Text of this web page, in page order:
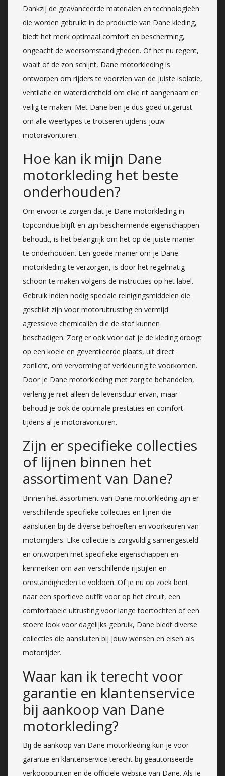
Dankzij de geavanceerde materialen en technologieën
die worden gebruikt in de productie van Dane kleding,
biedt het merk optimaal comfort en bescherming,
ongeacht de weersomstandigheden. Of het nu regent,
waait of de zon schijnt, Dane motorkleding is
ontworpen om rijders te voorzien van de juiste isolatie,
ventilatie en waterdichtheid om elke rit aangenaam en
veilig te maken. Met Dane ben je dus goed uitgerust
om alle weertypes te trotseren tijdens jouw
motoravonturen.
Hoe kan ik mijn Dane
motorkleding het beste
onderhouden?
Om ervoor te zorgen dat je Dane motorkleding in
topconditie blijft en zijn beschermende eigenschappen
behoudt, is het belangrijk om het op de juiste manier
te onderhouden. Een goede manier om je Dane
motorkleding te verzorgen, is door het regelmatig
schoon te maken volgens de instructies op het label.
Gebruik indien nodig speciale reinigingsmiddelen die
geschikt zijn voor motoruitrusting en vermijd
agressieve chemicaliën die de stof kunnen
beschadigen. Zorg er ook voor dat je de kleding droogt
op een koele en geventileerde plaats, uit direct
zonlicht, om vervorming of verkleuring te voorkomen.
Door je Dane motorkleding met zorg te behandelen,
verleng je niet alleen de levensduur ervan, maar
behoud je ook de optimale prestaties en comfort
tijdens al je motoravonturen.
Zijn er specifieke collecties
of lijnen binnen het
assortiment van Dane?
Binnen het assortiment van Dane motorkleding zijn er
verschillende specifieke collecties en lijnen die
aansluiten bij de diverse behoeften en voorkeuren van
motorrijders. Elke collectie is zorgvuldig samengesteld
en ontworpen met specifieke eigenschappen en
kenmerken om aan verschillende rijstijlen en
omstandigheden te voldoen. Of je nu op zoek bent
naar een sportieve outfit voor op het circuit, een
comfortabele uitrusting voor lange toertochten of een
stoere look voor dagelijks gebruik, Dane biedt diverse
collecties die aansluiten bij jouw wensen en eisen als
motorrijder.
Waar kan ik terecht voor
garantie en klantenservice
bij aankoop van Dane
motorkleding?
Bij de aankoop van Dane motorkleding kun je voor
garantie en klantenservice terecht bij geautoriseerde
verkooppunten en de officiële website van Dane. Als je